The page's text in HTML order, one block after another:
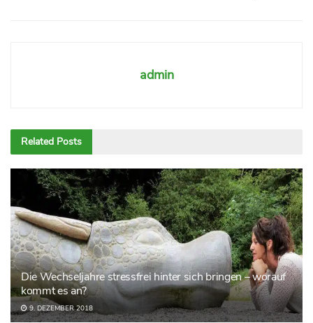
admin
Related Posts
Die Wechseljahre stressfrei hinter sich bringen – worauf
kommt es an?
9. DEZEMBER 2018